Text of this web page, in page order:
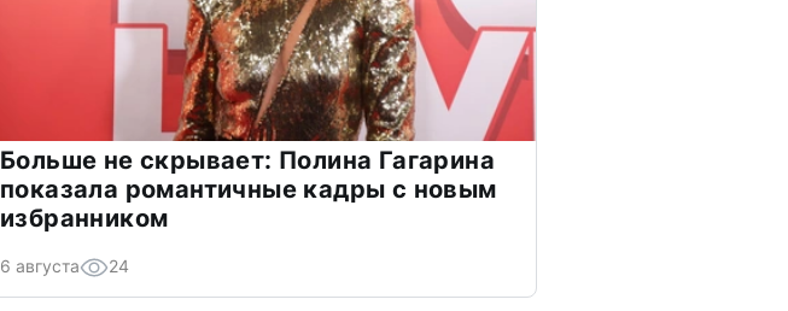
Больше не скрывает: Полина Гагарина
показала романтичные кадры с новым
избранником
6 августа 24